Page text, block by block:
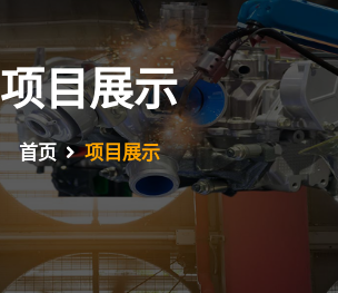
项目展示
首页 项目展示